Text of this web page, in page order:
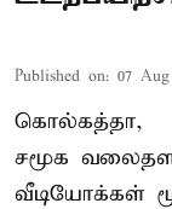
Published on: 07
கொல்கத்தா,
சமூக
வீடியோக்கள்